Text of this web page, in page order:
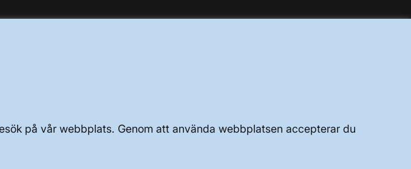
på vår webbplats. Genom att använda webbplatsen accepterar du
UTVECKLING AV KRAFTSYSTEMET